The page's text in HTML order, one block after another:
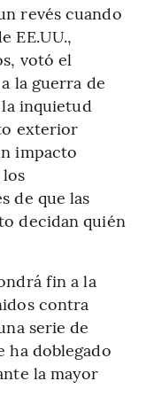
revés cuando
EE.UU.,
votó el
la guerra de
inquietud
exterior
impacto
de que las
decidan quién
fin a la
contra
serie de
ha doblegado
la mayor